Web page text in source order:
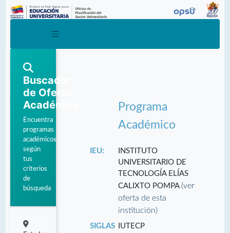
Buscador
de Oferta
Académica
Encuentra
programas
académicos
según
tus
criterios
de
búsqueda
Programa
Académico
IEU:
INSTITUTO
UNIVERSITARIO DE
TECNOLOGÍA ELÍAS
CALIXTO POMPA(ver
oferta de esta
institución)
SIGLAS
IUTECP